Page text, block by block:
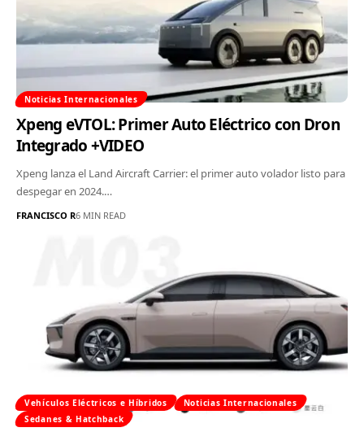
Noticias Internacionales
Xpeng eVTOL: Primer Auto Eléctrico con Dron
Integrado +VIDEO
Xpeng lanza el Land Aircraft Carrier: el primer auto volador listo para
despegar en 2024.…
FRANCISCO R6 MIN READ
Vehículos Eléctricos e Híbridos
Noticias Internacionales
Sedanes & Hatchback